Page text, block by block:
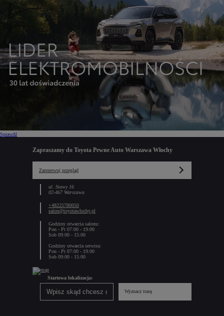
Sprawdź
Zapraszamy do Toyota Pewne Auto Warszawa Włochy
Zarezerwuj przegląd
ul. Stawy 16
02-467 Warszawa
+48225780050
salon@toyotawlochy.pl
Godziny otwarcia salonu:
Pon - Pt 07:00 - 19:00
Sob 09:00 - 15:00
Godziny otwarcia serwisu:
Pon - Pt 07:00 - 19:00
Sob 09:00 - 15:00
Startowa lokalizacja:
Wyznacz trasę